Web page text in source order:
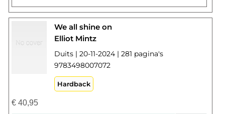
We all shine on
Elliot Mintz
Duits | 20-11-2024 | 281 pagina's
9783498007072
Hardback
€40,95